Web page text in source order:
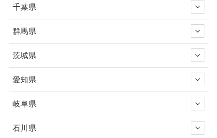
千葉県
群馬県
茨城県
愛知県
岐阜県
石川県